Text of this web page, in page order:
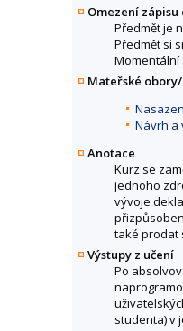
Omezení
Předmět je
Předmět si
Momentální
Mateřské
Návrh a
Anotace
Kurz se
jednoho
vývoje
také prodat
Výstupy z učení
Po
studenta) v